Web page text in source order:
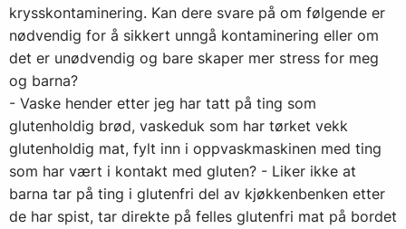
krysskontaminering. Kan dere svare på om følgende er
nødvendig for å sikkert unngå kontaminering eller om
det er unødvendig og bare skaper mer stress for meg
og barna?
- Vaske hender etter jeg har tatt på ting som
glutenholdig brød, vaskeduk som har tørket vekk
glutenholdig mat, fylt inn i oppvaskmaskinen med ting
som har vært i kontakt med gluten? - Liker ikke at
barna tar på ting i glutenfri del av kjøkkenbenken etter
de har spist, tar direkte på felles glutenfri mat på bordet